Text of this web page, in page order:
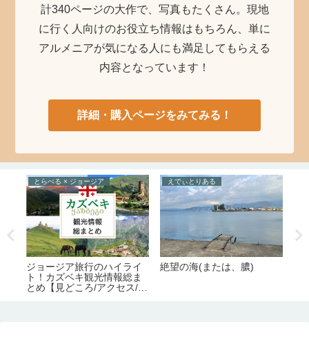
計340ページの大作で、写真もたくさん。現地
に行く人向けのお役立ち情報はもちろん、単に
アルメニアが気になる人にも満足してもらえる
内容となっています！
詳細・購入ページをみてみる！
とらべる × ポルトガル
リスボン観光＆宿泊はホテ
ル選びが命！在住者が語る
市内10エリアの特徴【治
とらべる × ジョージア
ジョージアの観光スポット